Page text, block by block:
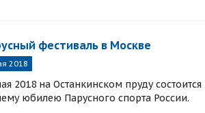
фестиваль в Москве
2018
2018 на Останкинском пруду
юбилею Парусного спорта России.